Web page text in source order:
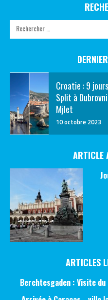
Croatie : 9
Split à
Mjlet
10 octobre 2023
ARTICLE
ARTICLES